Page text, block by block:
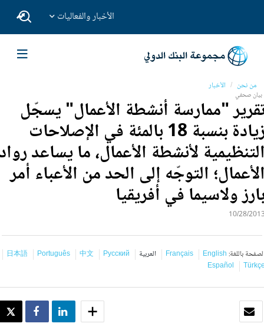
الأخبار والفعاليات
من نحن الأخبار
بيان صحفي
"ممارسة أنشطة الأعمال" يسجّل
زيادة بنسبة 18 بالمئة في الإصلاحات
لأنشطة الأعمال، ما يساعد
التوجّه إلى الحد من الأعباء أمر
ولاسيما في أفريقيا
10/28/
باللغة:English
Français العربية Русский
中文
Português
日本語
Español
SHARE SHARE